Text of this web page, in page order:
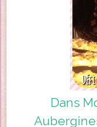
Dans